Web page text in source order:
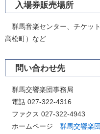
入場券販売場所
群馬音楽センター、チケッ
高松町）など
問い合わせ先
群馬交響楽団事務局
電話 027-322-4316
ファクス 027-322-4943
ホームページ 群馬交響楽